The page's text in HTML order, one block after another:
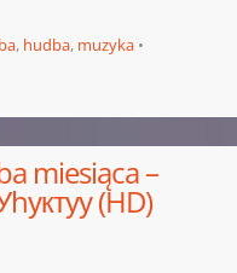
, hudba, muzyka
miesiąca –
(HD)